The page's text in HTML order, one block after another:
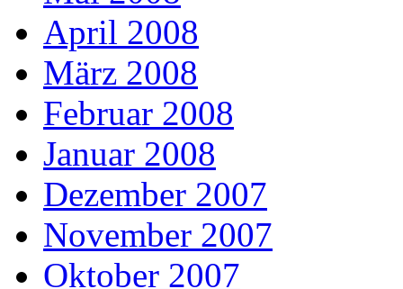
April 2008
März 2008
Februar 2008
Januar 2008
Dezember 2007
November 2007
Oktober 2007